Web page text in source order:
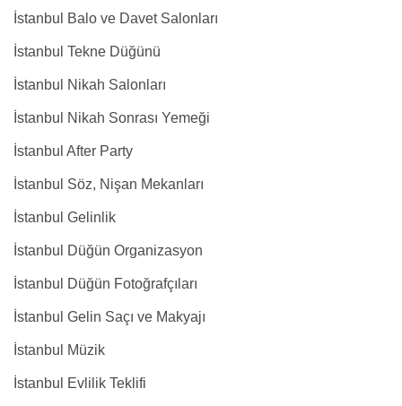
İstanbul Balo ve Davet Salonları
İstanbul Tekne Düğünü
İstanbul Nikah Salonları
İstanbul Nikah Sonrası Yemeği
İstanbul After Party
İstanbul Söz, Nişan Mekanları
İstanbul Gelinlik
İstanbul Düğün Organizasyon
İstanbul Düğün Fotoğrafçıları
İstanbul Gelin Saçı ve Makyajı
İstanbul Müzik
İstanbul Evlilik Teklifi